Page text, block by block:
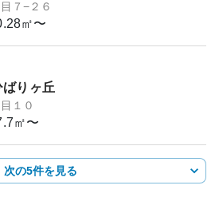
７−２６
㎡〜
ばりヶ丘
１０
㎡〜
次の5件を見る